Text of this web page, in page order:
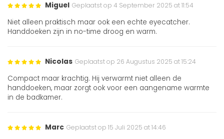
Miguel Geplaatst op 4 September 2025 at 11:54
Niet alleen praktisch maar ook een echte eyecatcher.
Handdoeken zijn in no-time droog en warm.
Nicolas Geplaatst op 26 Augustus 2025 at 15:24
Compact maar krachtig. Hij verwarmt niet alleen de
handdoeken, maar zorgt ook voor een aangename warmte
in de badkamer.
Marc Geplaatst op 15 Juli 2025 at 14:46